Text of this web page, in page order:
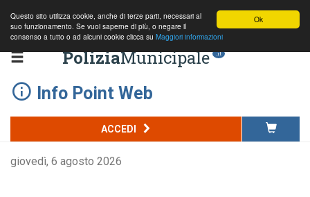
Ok
Questo sito utilizza cookie, anche di terze parti, necessari al
suo funzionamento. Se vuoi saperne di più, o negare il
consenso a tutto o ad alcuni cookie clicca su Maggiori informazioni
PoliziaMunicipale .it
Info Point Web
ACCEDI
giovedì, 6 agosto 2026